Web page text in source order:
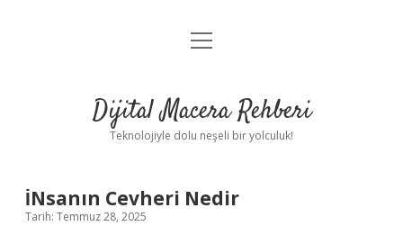
Anasayfa
Yasal Uyarı
menüyü
Dijital Macera Rehberi
Teknolojiyle dolu neşeli bir yolculuk!
İNsanın Cevheri Nedir
Tarih: Temmuz 28, 2025